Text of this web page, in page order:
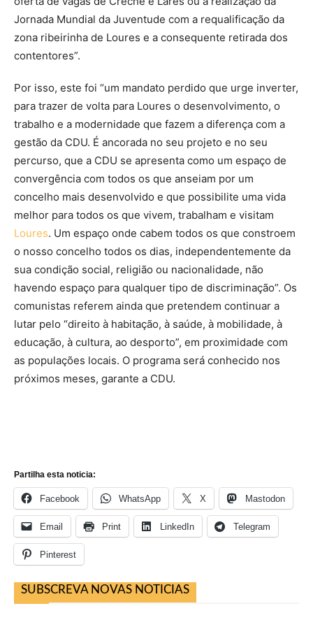
Jornada Mundial da Juventude com a requalificação da
zona ribeirinha de Loures e a consequente retirada dos
contentores”.
Por isso, este foi “um mandato perdido que urge inverter,
para trazer de volta para Loures o desenvolvimento, o
trabalho e a modernidade que fazem a diferença com a
gestão da CDU. É ancorada no seu projeto e no seu
percurso, que a CDU se apresenta como um espaço de
convergência com todos os que anseiam por um
concelho mais desenvolvido e que possibilite uma vida
melhor para todos os que vivem, trabalham e visitam
Loures. Um espaço onde cabem todos os que constroem
o nosso concelho todos os dias, independentemente da
sua condição social, religião ou nacionalidade, não
havendo espaço para qualquer tipo de discriminação”. Os
comunistas referem ainda que pretendem continuar a
lutar pelo “direito à habitação, à saúde, à mobilidade, à
educação, à cultura, ao desporto”, em proximidade com
as populações locais. O programa será conhecido nos
próximos meses, garante a CDU.
Partilha esta noticia:
Facebook WhatsApp X Mastodon
Email Print LinkedIn Telegram
Pinterest
SUBSCREVA NOVAS NOTICIAS